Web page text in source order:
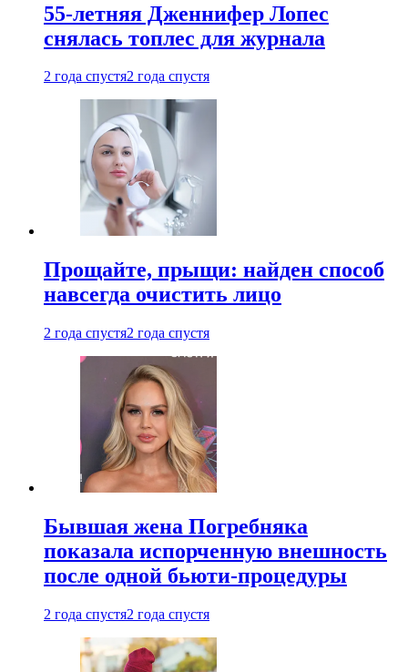
55-летняя Дженнифер Лопес
снялась топлес для журнала
2 года спустя2 года спустя
Прощайте, прыщи: найден способ
навсегда очистить лицо
2 года спустя2 года спустя
Бывшая жена Погребняка
показала испорченную внешность
после одной бьюти-процедуры
2 года спустя2 года спустя